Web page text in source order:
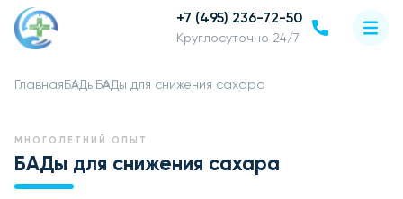
+7 (495) 236-72-50
Круглосуточно 24/7
Главная БАДы БАДы для снижения сахара
МНОГОЛЕТНИЙ ОПЫТ
БАДы для снижения сахара